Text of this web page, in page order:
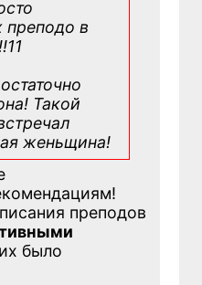
преподо в
Такой
женьщина!
преподов
было